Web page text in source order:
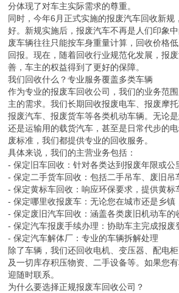
分体现了对车主实际需求的尊重。
同时，今年6月正式实施的报废汽车回收新规
好。新规实施后，报废汽车不再是人们印象
废车辆往往只能按车身重量计算，回收价格
回报。现在，随着回收行业规范化发展，报
善，车主的权益得到了更好的保障。
我们回收什么？专业服务覆盖多类车辆
作为专业的报废车回收公司，我们的业务范
主的需求。我们长期回收报废电车、报废摩托
报废汽车、报废货车等各类机动车辆。无论
还是运输用的载货汽车，甚至是日常代步的
废标准，我们都提供专业的回收服务。
具体来说，我们的主营业务包括：
- 保定旧车回收：针对各类达到报废年限或公
- 保定二手货车回收：包括二手吊车、废旧吊
- 保定黄标车回收：响应环保要求，提供黄标
- 保定哪里收报废车：无论您在城市还是乡镇
- 保定废旧汽车回收：涵盖各类废旧机动车的
- 保定汽车报废手续办理：协助车主完成报废
- 保定汽车解体厂：专业的车辆拆解处理
除了车辆，我们还回收电机、变压器、配电
及一切库存积压物资、二手设备等。如果您
迎随时联系。
为什么要选择正规报废车回收公司？